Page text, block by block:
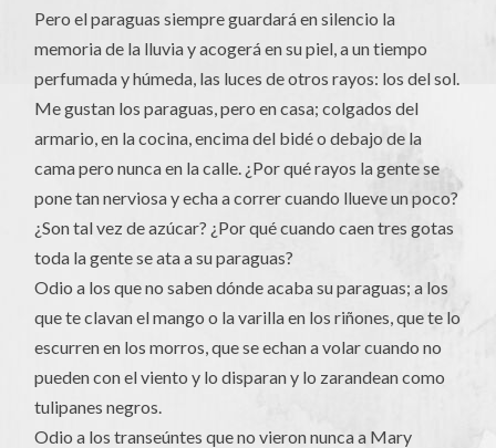
Pero el paraguas siempre guardará en silencio la
memoria de la lluvia y acogerá en su piel, a un tiempo
perfumada y húmeda, las luces de otros rayos: los del sol.
Me gustan los paraguas, pero en casa; colgados del
armario, en la cocina, encima del bidé o debajo de la
cama pero nunca en la calle. ¿Por qué rayos la gente se
pone tan nerviosa y echa a correr cuando llueve un poco?
¿Son tal vez de azúcar? ¿Por qué cuando caen tres gotas
toda la gente se ata a su paraguas?
Odio a los que no saben dónde acaba su paraguas; a los
que te clavan el mango o la varilla en los riñones, que te lo
escurren en los morros, que se echan a volar cuando no
pueden con el viento y lo disparan y lo zarandean como
tulipanes negros.
Odio a los transeúntes que no vieron nunca a Mary